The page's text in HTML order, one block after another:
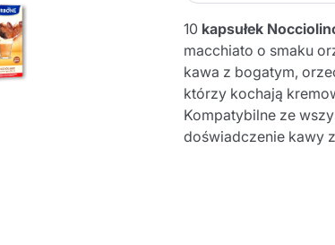
Quattrociocchi
10 kapsułek
macchiato o smaku
kawa z bogatym,
którzy kochają
Kompatybilne ze
doświadczenie kawy